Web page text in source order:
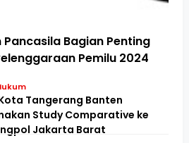
Pancasila Bagian Penting
Pemilu 2024
Kota Tangerang Banten
Study Comparative ke
Jakarta Barat